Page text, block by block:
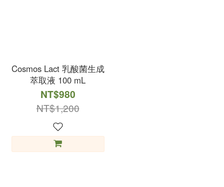
Cosmos Lact 乳酸菌生成
萃取液 100 mL
NT$980
NT$1,200